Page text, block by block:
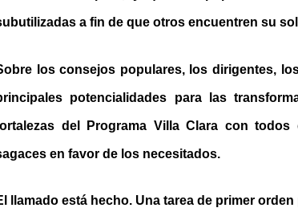
a fin de que otros encuentren su
los consejos populares, los dirigentes,
potencialidades para las
del Programa Villa Clara con
en favor de los necesitados.
llamado está hecho. Una tarea de primer